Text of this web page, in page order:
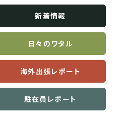
新着情報
日々のワタル
海外出張レポート
駐在員レポート